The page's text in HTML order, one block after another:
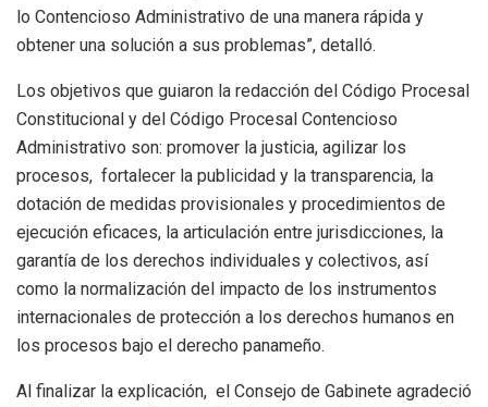
lo Contencioso Administrativo de una manera rápida y
obtener una solución a sus problemas”, detalló.
Los objetivos que guiaron la redacción del Código Procesal
Constitucional y del Código Procesal Contencioso
Administrativo son: promover la justicia, agilizar los
procesos, fortalecer la publicidad y la transparencia, la
dotación de medidas provisionales y procedimientos de
ejecución eficaces, la articulación entre jurisdicciones, la
garantía de los derechos individuales y colectivos, así
como la normalización del impacto de los instrumentos
internacionales de protección a los derechos humanos en
los procesos bajo el derecho panameño.
Al finalizar la explicación, el Consejo de Gabinete agradeció